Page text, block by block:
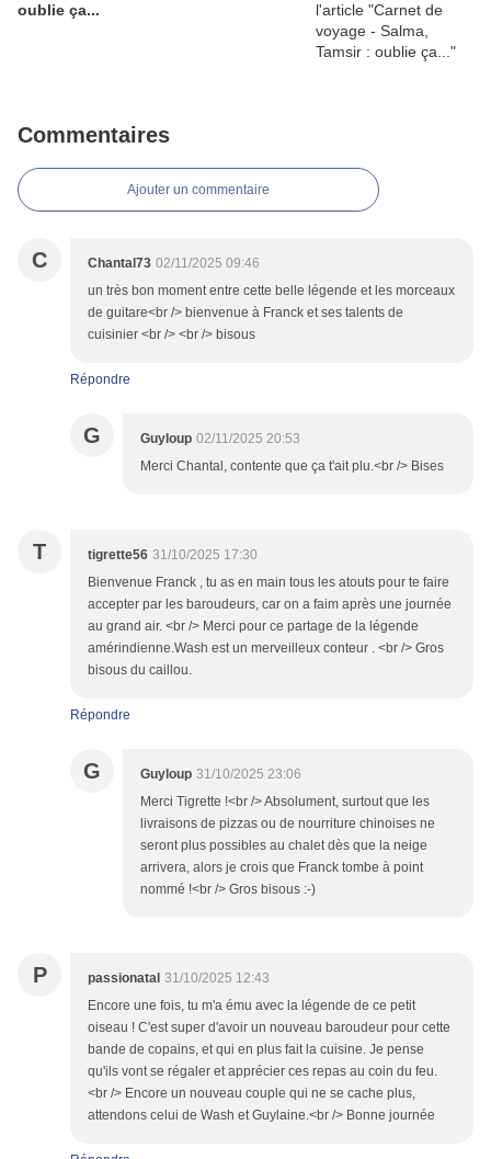
oublie ça...
Commentaires
Ajouter un commentaire
C Chantal73 02/11/2025 09:46
un très bon moment entre cette belle légende et les morceaux
de guitare<br /> bienvenue à Franck et ses talents de
cuisinier <br /> <br /> bisous
Répondre
G Guyloup 02/11/2025 20:53
Merci Chantal, contente que ça t'ait plu.<br /> Bises
T tigrette56 31/10/2025 17:30
Bienvenue Franck , tu as en main tous les atouts pour te faire
accepter par les baroudeurs, car on a faim après une journée
au grand air. <br /> Merci pour ce partage de la légende
amérindienne.Wash est un merveilleux conteur . <br /> Gros
bisous du caillou.
Répondre
G Guyloup 31/10/2025 23:06
Merci Tigrette !<br /> Absolument, surtout que les
livraisons de pizzas ou de nourriture chinoises ne
seront plus possibles au chalet dès que la neige
arrivera, alors je crois que Franck tombe à point
nommé !<br /> Gros bisous :-)
P passionatal 31/10/2025 12:43
Encore une fois, tu m'a ému avec la légende de ce petit
oiseau ! C'est super d'avoir un nouveau baroudeur pour cette
bande de copains, et qui en plus fait la cuisine. Je pense
qu'ils vont se régaler et apprécier ces repas au coin du feu.
<br /> Encore un nouveau couple qui ne se cache plus,
attendons celui de Wash et Guylaine.<br /> Bonne journée